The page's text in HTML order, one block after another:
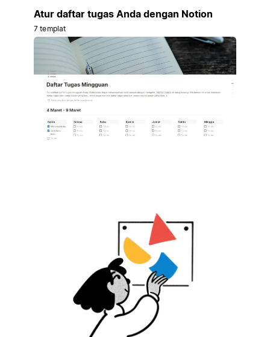
Atur daftar tugas Anda dengan Notion
7 templat